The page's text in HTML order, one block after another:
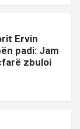
Ervin
padi: Jam
zbuloi